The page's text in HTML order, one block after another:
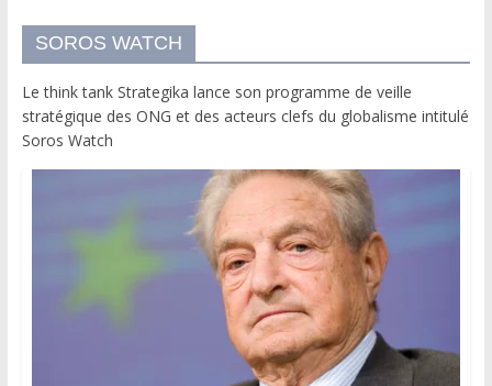
SOROS WATCH
Le think tank Strategika lance son programme de veille
stratégique des ONG et des acteurs clefs du globalisme intitulé
Soros Watch